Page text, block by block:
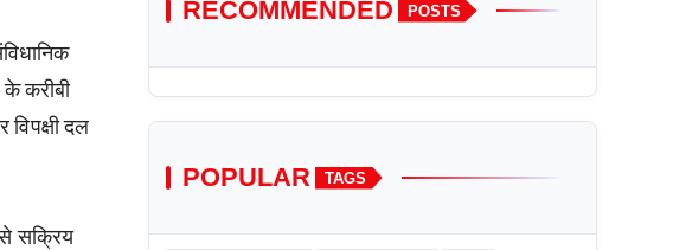
करीबी
दल
सक्रिय
RECOMMENDED POSTS
POPULAR TAGS